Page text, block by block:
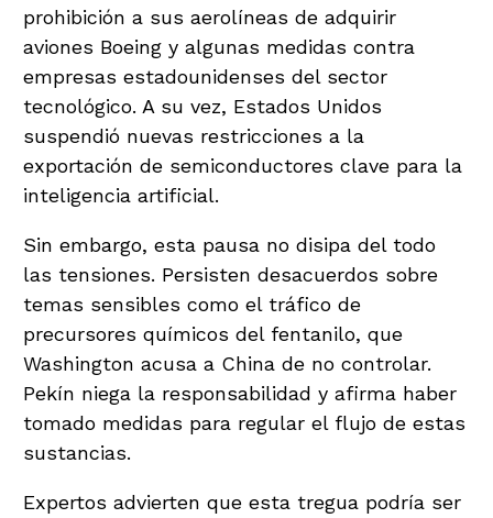
prohibición a sus aerolíneas de adquirir
aviones Boeing y algunas medidas contra
empresas estadounidenses del sector
tecnológico. A su vez, Estados Unidos
suspendió nuevas restricciones a la
exportación de semiconductores clave para la
inteligencia artificial.
Sin embargo, esta pausa no disipa del todo
las tensiones. Persisten desacuerdos sobre
temas sensibles como el tráfico de
precursores químicos del fentanilo, que
Washington acusa a China de no controlar.
Pekín niega la responsabilidad y afirma haber
tomado medidas para regular el flujo de estas
sustancias.
Expertos advierten que esta tregua podría ser